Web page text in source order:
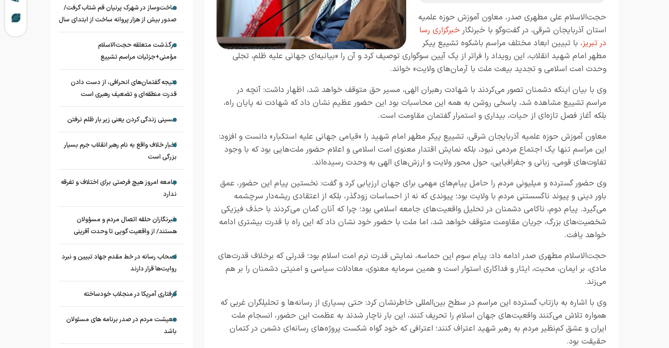
حجت‌الاسلام علی مطهری صدر، معاون آموزش حوزه علمیه
استان آذربایجان شرقی، در گفت‌وگو با خبرنگار خبرگزاری رسا
در تبریز، با تبیین ابعاد مختلف مراسم باشکوه تشییع پیکر
مطهر امام شهید انقلاب، این رویداد را فراتر از یک آیین سوگواری توصیف کرد و آن را «بیانیه‌ای جهانی علیه ظلم، تجلی
وحدت امت اسلامی و تجدید بیعت ملت با آرمان‌های ولایت» خواند.
وی با بیان اینکه دشمنان تصور می‌کردند با شهادت رهبران الهی، مسیر حق متوقف خواهد شد، اظهار داشت: آنچه در
مراسم تشییع مشاهده شد، پاسخی روشن به همه این محاسبات بود این حضور عظیم نشان داد که شهادت نه پایان راه،
بلکه آغاز فصل تازه‌ای از حیات، بیداری و استمرار گفتمان مقاومت است.
معاون آموزش حوزه علمیه آذربایجان شرقی، تشییع پیکر مطهر امام شهید را «قیامی جهانی علیه استکبار» دانست و افزود:
این مراسم تنها یک اجتماع مردمی نبود، بلکه نمایش اقتدار معنوی امت اسلامی و اعلام حضور ملت‌هایی بود که با وجود
تفاوت‌های قومی، زبانی و جغرافیایی، حول محور ولایت و ارزش‌های الهی به وحدت رسیده‌اند.
وی حضور گسترده و میلیونی مردم را حامل پیام‌های مهمی برای جهان ارزیابی کرد و گفت: نخستین پیام این حضور، عمق
باور دینی و پیوند ناگسستنی مردم با ولایت بود؛ پیوندی که نه از احساسات زودگذر، بلکه از اعتقادی ریشه‌دار سرچشمه
می‌گیرد. پیام دوم، ناکامی دشمنان در تحلیل واقعیت‌های جامعه اسلامی بود؛ چرا که آنان گمان می‌کردند با حذف فیزیکی
شخصیت‌های بزرگ، جریان مقاومت متوقف خواهد شد، اما ملت با حضور خود نشان داد که این راه با قدرت بیشتری ادامه
خواهد یافت.
حجت‌الاسلام مطهری صدر ادامه داد: پیام سوم این حماسه، نمایش قدرت نرم امت اسلام بود؛ قدرتی که برخلاف قدرت‌های
مادی، بر ایمان، محبت، ایثار و فداکاری استوار است و همین سرمایه معنوی، معادلات سیاسی و امنیتی دشمنان را بر هم
می‌زند.
وی با اشاره به بازتاب گسترده این مراسم در سطح بین‌المللی خاطرنشان کرد: حتی بسیاری از رسانه‌ها و تحلیلگران غربی که
همواره تلاش می‌کنند واقعیت‌های جهان اسلام را تحریف کنند، این بار ناچار شدند به عظمت این حضور، انسجام ملت
ایران و عشق کم‌نظیر مردم به رهبر شهید اعتراف کنند؛ اعترافی که خود گواه شکست پروژه‌های رسانه‌ای دشمن در کتمان
حقیقت بود.
ساخت‌وساز در شهرک پرنیان قم شتاب گرفت/
صدور بیش از هزار پروانه ساخت از ابتدای سال
درگذشت متعلقه حجت‌الاسلام
مؤمنی+جزئیات مراسم تشییع
نتیجه گفتمان‌های انحرافی، از دست دادن
قدرت منطقه‌ای و تضعیف رهبری است
حسینی زندگی کردن یعنی زیر بار ظلم نرفتن
اخبار خلاف واقع به نام رهبر انقلاب جرم بسیار
بزرگی است
جامعه امروز هیچ فرصتی برای اختلاف و تفرقه
ندارد
خبرنگاران حلقه اتصال مردم و مسؤولان
هستند/ از واقعیت گویی تا وحدت آفرینی
اصحاب رسانه در خط مقدم جهاد تبیین و نبرد
روایت‌ها قرار دارند
گرفتاری آمریکا در منجلاب خودساخته
معیشت مردم در صدر برنامه های مسئولان
باشد